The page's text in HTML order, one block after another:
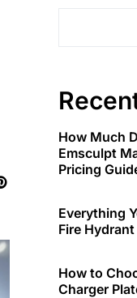
How Much
Emsculpt
Pricing
Everything
Fire
How to
Charger